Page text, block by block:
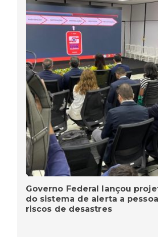
Governo Federal lançou
do sistema de alerta a
riscos de desastres